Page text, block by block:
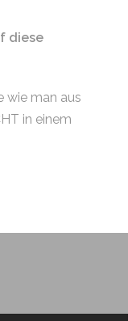
diese
wie man aus
in einem